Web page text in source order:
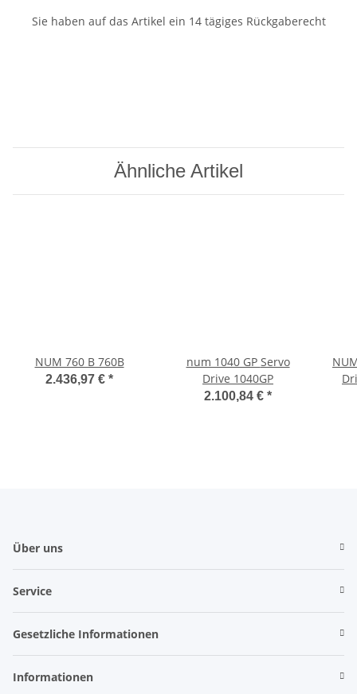
Sie haben auf das Artikel ein 14 tägiges Rückgaberecht
Ähnliche Artikel
NUM 760 B 760B
2.436,97 € *
num 1040 GP Servo
Drive 1040GP
2.100,84 € *
NUM
Über uns
Service
Gesetzliche Informationen
Informationen